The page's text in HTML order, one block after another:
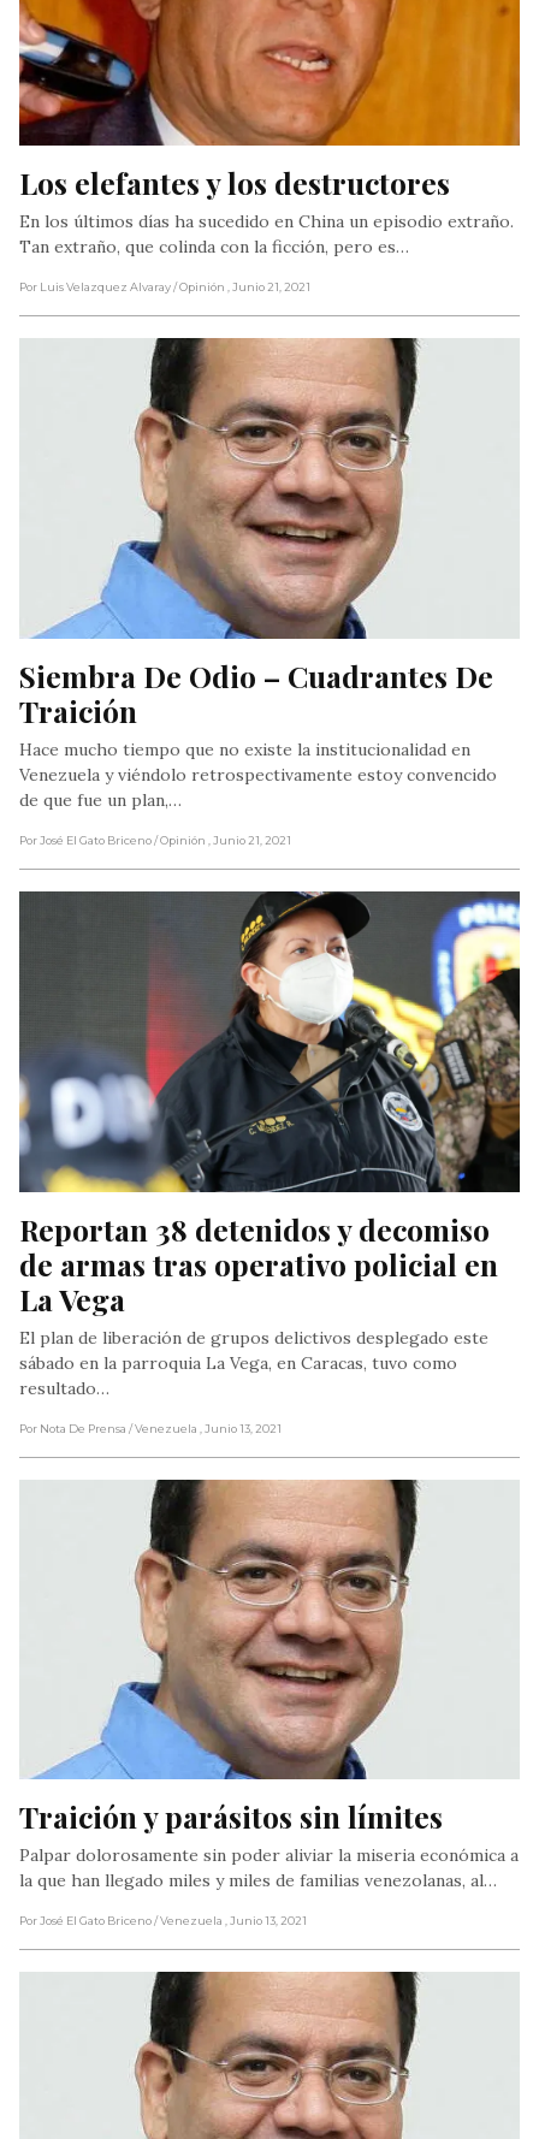
Los elefantes y los destructores
En los últimos días ha sucedido en China un episodio extraño.
Tan extraño, que colinda con la ficción, pero es…
Por Luis Velazquez Alvaray/ Opinión , Junio 21, 2021
Siembra De Odio – Cuadrantes De
Traición
Hace mucho tiempo que no existe la institucionalidad en
Venezuela y viéndolo retrospectivamente estoy convencido
de que fue un plan,…
Por José El Gato Briceno/ Opinión , Junio 21, 2021
Reportan 38 detenidos y decomiso
de armas tras operativo policial en
La Vega
El plan de liberación de grupos delictivos desplegado este
sábado en la parroquia La Vega, en Caracas, tuvo como
resultado…
Por Nota De Prensa / Venezuela , Junio 13, 2021
Traición y parásitos sin límites
Palpar dolorosamente sin poder aliviar la miseria económica a
la que han llegado miles y miles de familias venezolanas, al…
Por José El Gato Briceno/ Venezuela , Junio 13, 2021